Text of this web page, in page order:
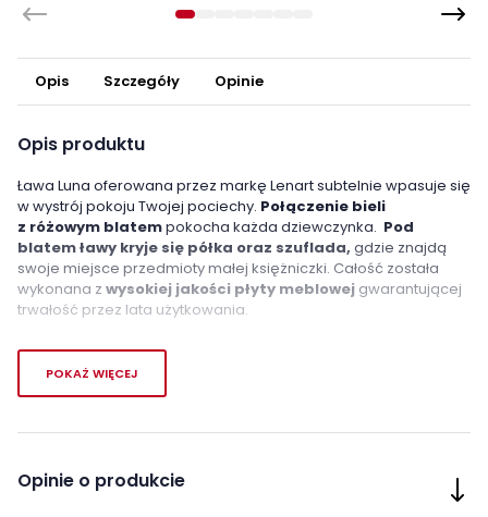
Opis Szczegóły Opinie
Opis produktu
Ława Luna oferowana przez markę Lenart subtelnie wpasuje się
w wystrój pokoju Twojej pociechy. Połączenie bieli
z różowym blatempokocha każda dziewczynka. Pod
blatem ławy kryje się półka oraz szuflada, gdzie znajdą
swoje miejsce przedmioty małej księżniczki. Całość została
wykonana z wysokiej jakości płyty meblowej gwarantującej
trwałość przez lata użytkowania.
Kolekcja Luna to gwarancja bajkowo urządzonego pokoju
najmłodszych Domowniczek!
POKAŻ WIĘCEJ
Opinie o produkcie